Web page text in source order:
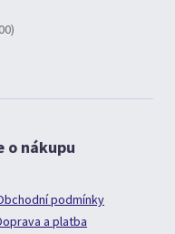
o nákupu
podmínky
a platba